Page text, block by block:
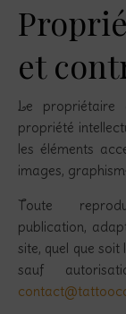
et
Le
propriété
les éléments
images,
Toute
publication,
site, quel que
sauf